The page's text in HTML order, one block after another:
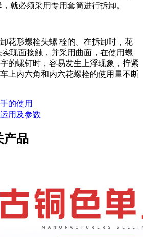
就必须采用专用套筒进行拆卸。
花形螺栓头螺 栓的。在拆卸时，花
现面接触，并采用曲面，在使用螺
的螺钉时，容易发生上浮现象，拧紧
上内六角和内六花螺栓的使用量不断
的使用
用及参数
产品